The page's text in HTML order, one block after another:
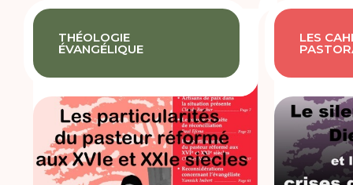
THÉOLOGIE
ÉVANGÉLIQUE
LES